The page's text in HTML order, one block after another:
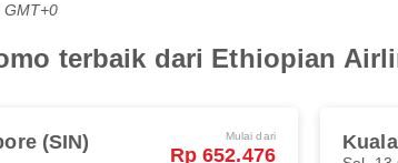
terbaik dari Ethiopian
(SIN) Mulai dari
Rp 652.476